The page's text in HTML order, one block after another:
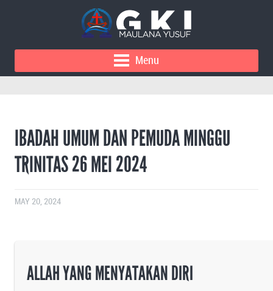
Menu
IBADAH UMUM DAN PEMUDA MINGGU
TRINITAS 26 MEI 2024
MAY 20, 2024
ALLAH YANG MENYATAKAN DIRI